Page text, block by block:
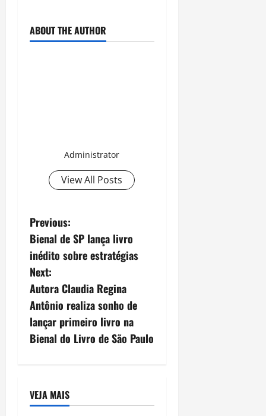
ABOUT THE AUTHOR
Administrator
View All Posts
P
o
s
t
n
a
i
Previous:
Bienal de SP lança livro
inédito sobre estratégias
Next:
Autora Claudia Regina
Antônio realiza sonho de
lançar primeiro livro na
Bienal do Livro de São Paulo
VEJA MAIS